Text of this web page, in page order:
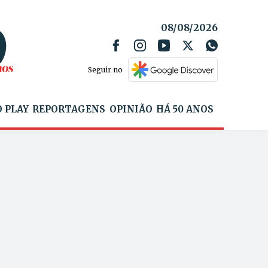
08/08/2026
Seguir no
PLAY REPORTAGENS OPINIÃO HÁ 50 ANOS